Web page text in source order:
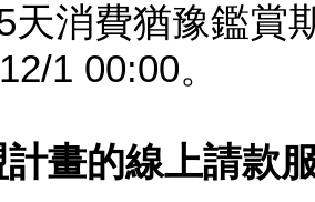
天消費猶豫鑑賞
1 00:00。
計畫的線上請款